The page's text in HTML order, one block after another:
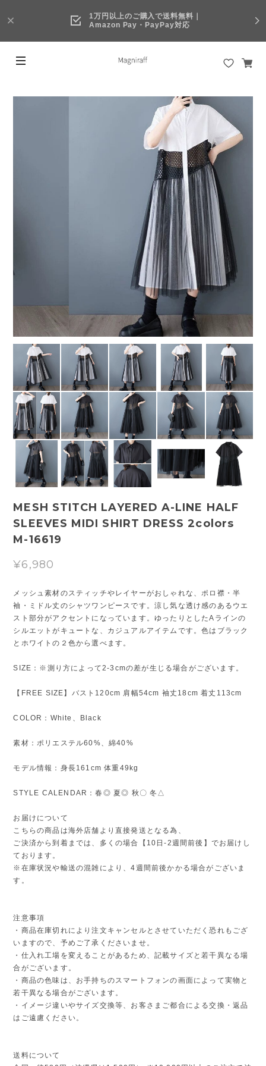
1万円以上のご購入で送料無料｜
Amazon Pay・PayPay対応
MESH STITCH LAYERED A-LINE HALF
SLEEVES MIDI SHIRT DRESS 2colors
M-16619
¥6,980
メッシュ素材のスティッチやレイヤーがおしゃれな、ポロ襟・半
袖・ミドル丈のシャツワンピースです。涼し気な透け感のあるウエ
スト部分がアクセントになっています。ゆったりとしたAラインの
シルエットがキュートな、カジュアルアイテムです。色はブラック
とホワイトの２色から選べます。
SIZE：※測り方によって2-3cmの差が生じる場合がございます。
【FREE SIZE】バスト120cm 肩幅54cm 袖丈18cm 着丈113cm
COLOR：White、Black
素材：ポリエステル60%、綿40%
モデル情報：身長161cm 体重49kg
STYLE CALENDAR：春◎ 夏◎ 秋〇 冬△
お届けについて
こちらの商品は海外店舗より直接発送となる為、
ご決済から到着までは、多くの場合【10日-2週間前後】でお届けし
ております。
※在庫状況や輸送の混雑により、4週間前後かかる場合がございま
す。
注意事項
・商品在庫切れにより注文キャンセルとさせていただく恐れもござ
いますので、予めご了承くださいませ。
・仕入れ工場を変えることがあるため、記載サイズと若干異なる場
合がございます。
・商品の色味は、お手持ちのスマートフォンの画面によって実物と
若干異なる場合がございます。
・イメージ違いやサイズ交換等、お客さまご都合による交換・返品
はご遠慮ください。
送料について